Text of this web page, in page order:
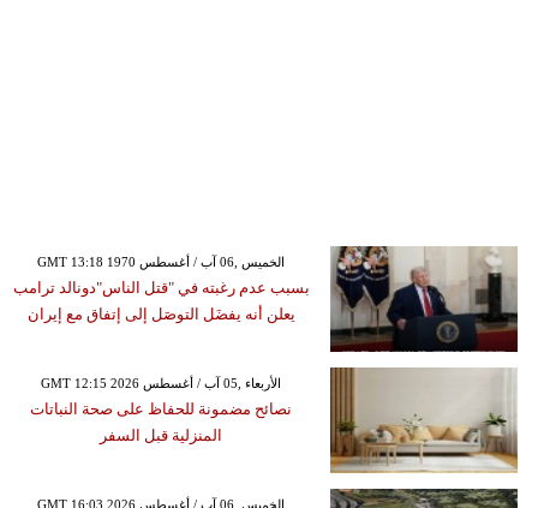
GMT 13:18 1970 الخميس ,06 آب / أغسطس
بسبب عدم رغبته في "قتل الناس"دونالد ترامب
يعلن أنه يفضَل التوصَل إلى إتفاق مع إيران
GMT 12:15 2026 الأربعاء ,05 آب / أغسطس
نصائح مضمونة للحفاظ على صحة النباتات
المنزلية قبل السفر
GMT 16:03 2026 الخميس ,06 آب / أغسطس